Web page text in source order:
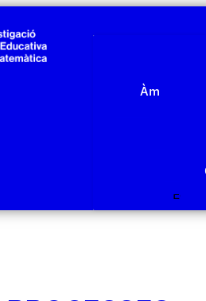
Àmbitos
Edit